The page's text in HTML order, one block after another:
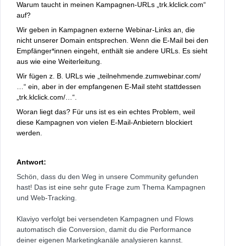
Warum taucht in meinen Kampagnen-URLs „trk.klclick.com“
auf?
Wir geben in Kampagnen externe Webinar-Links an, die
nicht unserer Domain entsprechen. Wenn die E-Mail bei den
Empfänger*innen eingeht, enthält sie andere URLs. Es sieht
aus wie eine Weiterleitung.
Wir fügen z. B. URLs wie „teilnehmende.zumwebinar.com/
…“ ein, aber in der empfangenen E-Mail steht stattdessen
„trk.klclick.com/…“.
Woran liegt das? Für uns ist es ein echtes Problem, weil
diese Kampagnen von vielen E-Mail-Anbietern blockiert
werden.
Antwort:
Schön, dass du den Weg in unsere Community gefunden
hast! Das ist eine sehr gute Frage zum Thema Kampagnen
und Web-Tracking.
Klaviyo verfolgt bei versendeten Kampagnen und Flows
automatisch die Conversion, damit du die Performance
deiner eigenen Marketingkanäle analysieren kannst.